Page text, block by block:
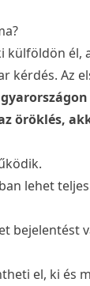
külföldön él,
kérdés. Az
öröklés,
lehet
bejelentést
el, ki és